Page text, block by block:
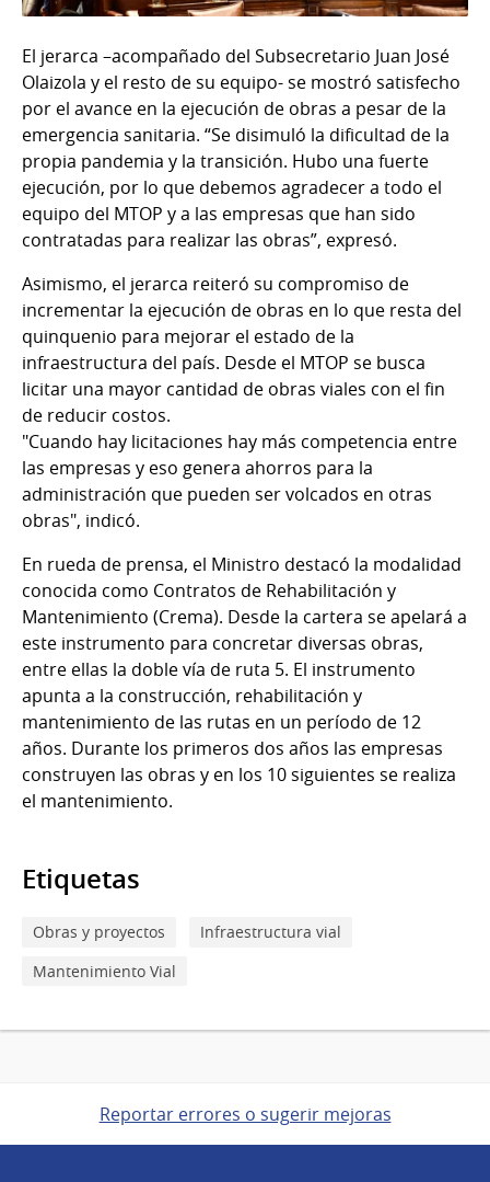
El jerarca –acompañado del Subsecretario Juan José
Olaizola y el resto de su equipo- se mostró satisfecho
por el avance en la ejecución de obras a pesar de la
emergencia sanitaria. “Se disimuló la dificultad de la
propia pandemia y la transición. Hubo una fuerte
ejecución, por lo que debemos agradecer a todo el
equipo del MTOP y a las empresas que han sido
contratadas para realizar las obras”, expresó.
Asimismo, el jerarca reiteró su compromiso de
incrementar la ejecución de obras en lo que resta del
quinquenio para mejorar el estado de la
infraestructura del país. Desde el MTOP se busca
licitar una mayor cantidad de obras viales con el fin
de reducir costos.
"Cuando hay licitaciones hay más competencia entre
las empresas y eso genera ahorros para la
administración que pueden ser volcados en otras
obras", indicó.
En rueda de prensa, el Ministro destacó la modalidad
conocida como Contratos de Rehabilitación y
Mantenimiento (Crema). Desde la cartera se apelará a
este instrumento para concretar diversas obras,
entre ellas la doble vía de ruta 5. El instrumento
apunta a la construcción, rehabilitación y
mantenimiento de las rutas en un período de 12
años. Durante los primeros dos años las empresas
construyen las obras y en los 10 siguientes se realiza
el mantenimiento.
Etiquetas
Obras y proyectos
Infraestructura vial
Mantenimiento Vial
Reportar errores o sugerir mejoras